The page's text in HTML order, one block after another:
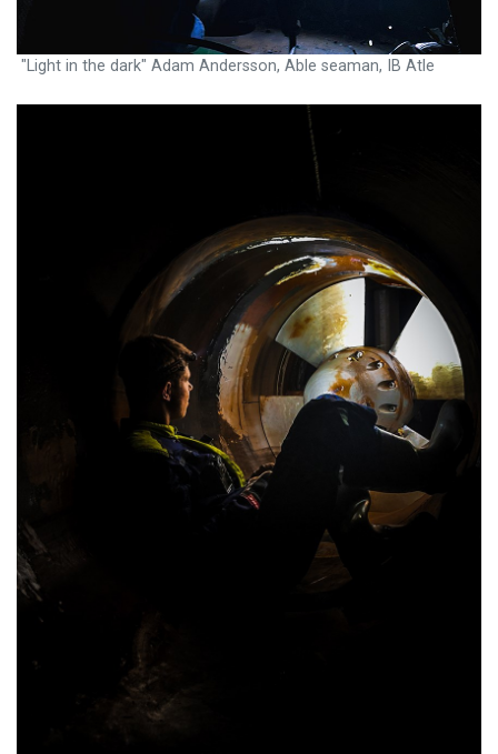
"Light in the dark" Adam Andersson, Able seaman, IB Atle